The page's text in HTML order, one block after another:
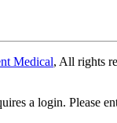
Medical, All rights
a login. Please